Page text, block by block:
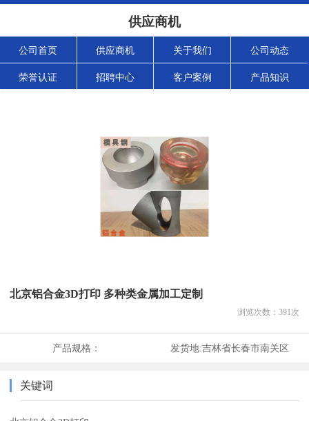
供应商机
公司首页 供应商机 关于我们 公司动态
荣誉认证 招聘中心 客户案例 产品知识
北京铝合金3D打印 多种类金属加工定制
浏览次数： 391次
产品规格： 发货地:吉林省长春市南关区
关键词